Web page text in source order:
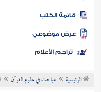
المكتبة
الكتب
موضوعي
تراجم الأعلام
الرئيسية مباحث في علوم القرآن